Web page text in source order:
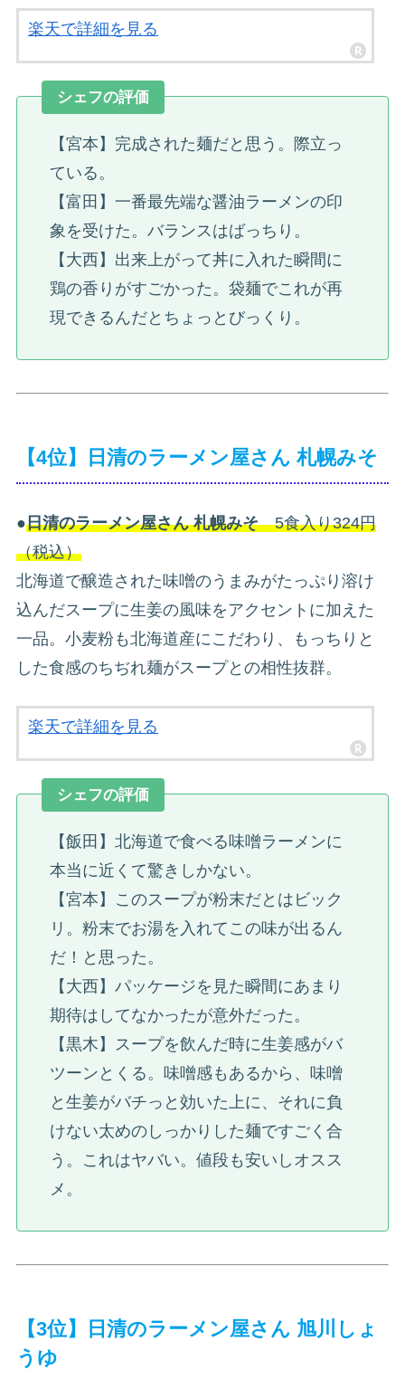
楽天で詳細を見る
シェフの評価
【宮本】完成された麺だと思う。際立っ
ている。
【富田】一番最先端な醤油ラーメンの印
象を受けた。バランスはばっちり。
【大西】出来上がって丼に入れた瞬間に
鶏の香りがすごかった。袋麺でこれが再
現できるんだとちょっとびっくり。
【4位】日清のラーメン屋さん 札幌みそ
●日清のラーメン屋さん 札幌みそ5食入り324円
（税込）
北海道で醸造された味噌のうまみがたっぷり溶け
込んだスープに生姜の風味をアクセントに加えた
一品。小麦粉も北海道産にこだわり、もっちりと
した食感のちぢれ麺がスープとの相性抜群。
楽天で詳細を見る
シェフの評価
【飯田】北海道で食べる味噌ラーメンに
本当に近くて驚きしかない。
【宮本】このスープが粉末だとはビック
リ。粉末でお湯を入れてこの味が出るん
だ！と思った。
【大西】パッケージを見た瞬間にあまり
期待はしてなかったが意外だった。
【黒木】スープを飲んだ時に生姜感がバ
ツーンとくる。味噌感もあるから、味噌
と生姜がバチっと効いた上に、それに負
けない太めのしっかりした麺ですごく合
う。これはヤバい。値段も安いしオスス
メ。
【3位】日清のラーメン屋さん 旭川しょ
うゆ